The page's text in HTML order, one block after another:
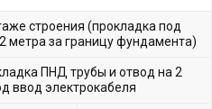
строения (прокладка под
метра за границу фундамента)
ПНД трубы и отвод на 2
ввод электрокабеля